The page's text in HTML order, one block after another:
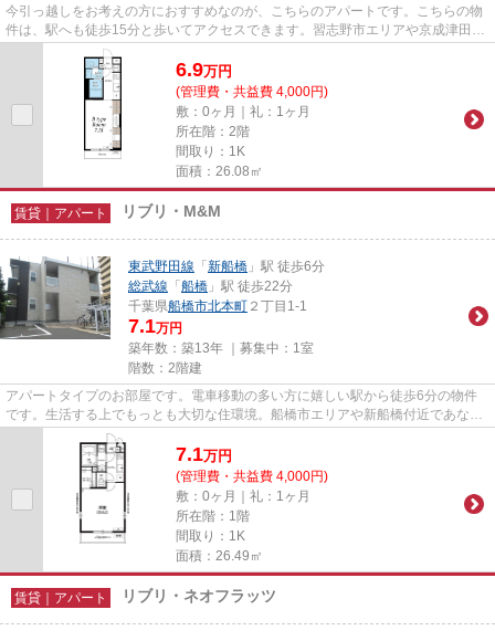
今引っ越しをお考えの方におすすめなのが、こちらのアパートです。こちらの物
件は、駅へも徒歩15分と歩いてアクセスできます。習志野市エリアや京成津田沼
付近で、あなたのニーズに合...
6.9万円
(管理費・共益費 4,000円)
敷：0ヶ月｜礼：1ヶ月
所在階：2階
間取り：1K
面積：26.08㎡
賃貸｜アパート リブリ・M&M
東武野田線 「 新船橋 」駅 徒歩6分
総武線 「 船橋 」駅 徒歩22分
千葉県船橋市北本町 ２丁目1-1
7.1万円
築年数：築13年 ｜募集中： 1室
階数：2階建
アパートタイプのお部屋です。電車移動の多い方に嬉しい駅から徒歩6分の物件
です。生活する上でもっとも大切な住環境。船橋市エリアや新船橋付近であなた
のライフスタイルに合ったお部...
7.1万円
(管理費・共益費 4,000円)
敷：0ヶ月｜礼：1ヶ月
所在階：1階
間取り：1K
面積：26.49㎡
賃貸｜アパート リブリ・ネオフラッツ